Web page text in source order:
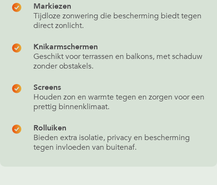
Markiezen
Tijdloze zonwering die bescherming biedt tegen
direct zonlicht.
Knikarmschermen
Geschikt voor terrassen en balkons, met schaduw
zonder obstakels.
Screens
Houden zon en warmte tegen en zorgen voor een
prettig binnenklimaat.
Rolluiken
Bieden extra isolatie, privacy en bescherming
tegen invloeden van buitenaf.